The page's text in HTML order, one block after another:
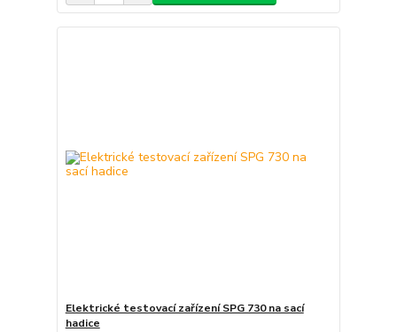
Elektrické testovací zařízení SPG 730 na sací
hadice